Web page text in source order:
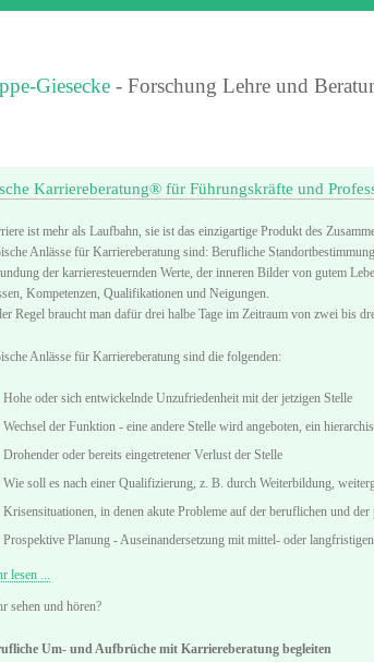
Giesecke - Forschung Lehre und
Karriereberatung® für Führungskräfte und
ist mehr als Laufbahn, sie ist das einzigartige Produkt des
Anlässe für Karriereberatung sind: Berufliche
der karrieresteuernden Werte, der inneren Bilder von gutem
Kompetenzen, Qualifikationen und Neigungen.
Regel braucht man dafür drei halbe Tage im Zeitraum von zwei bis
Anlässe für Karriereberatung sind die folgenden:
Hohe oder sich entwickelnde Unzufriedenheit mit der jetzigen Stelle
Wechsel der Funktion - eine andere Stelle wird angeboten, ein
Drohender oder bereits eingetretener Verlust der Stelle
Wie soll es nach einer Qualifizierung, z. B. durch Weiterbildung,
Krisensituationen, in denen akute Probleme auf der beruflichen und der
Prospektive Planung - Auseinandersetzung mit mittel- oder
lesen ...
sehen und hören?
Um- und Aufbrüche mit Karriereberatung begleiten